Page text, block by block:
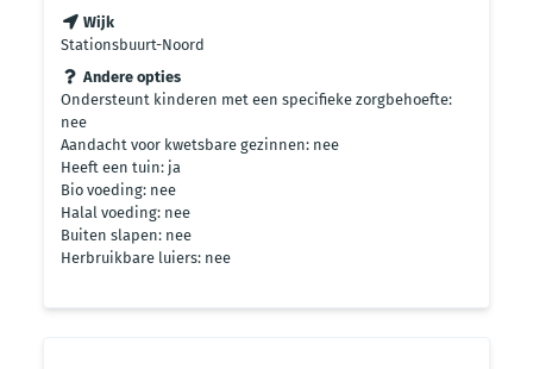
Wijk
Stationsbuurt-Noord
Andere opties
Ondersteunt kinderen met een specifieke zorgbehoefte:
nee
Aandacht voor kwetsbare gezinnen: nee
Heeft een tuin: ja
Bio voeding: nee
Halal voeding: nee
Buiten slapen: nee
Herbruikbare luiers: nee